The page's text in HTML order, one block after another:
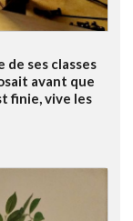
de ses classes
avant que
finie, vive les